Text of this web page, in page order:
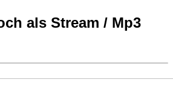
als Stream / Mp3